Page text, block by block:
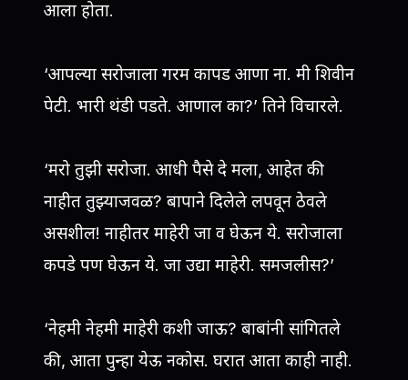
आला होता.
‘आपल्या सरोजाला गरम कापड आणा ना. मी शिवीन
पेटी. भारी थंडी पडते. आणाल का?’ तिने विचारले.
‘मरो तुझी सरोजा. आधी पैसे दे मला, आहेत की
नाहीत तुझ्याजवळ? बापाने दिलेले लपवून ठेवले
असशील! नाहीतर माहेरी जा व घेऊन ये. सरोजाला
कपडे पण घेऊन ये. जा उद्या माहेरी. समजलीस?’
‘नेहमी नेहमी माहेरी कशी जाऊ? बाबांनी सांगितले
की, आता पुन्हा येऊ नकोस. घरात आता काही नाही.